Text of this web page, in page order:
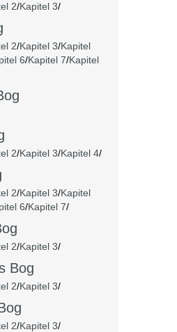
2/Kapitel 3/
2/Kapitel 3/Kapitel
6/Kapitel 7/Kapitel
2/Kapitel 3/Kapitel 4/
2/Kapitel 3/Kapitel
6/Kapitel 7/
2/Kapitel 3/
Bog
2/Kapitel 3/
2/Kapitel 3/